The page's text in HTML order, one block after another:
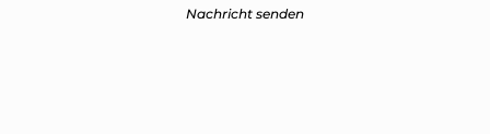
Nachricht senden